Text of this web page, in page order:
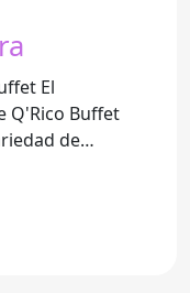
El
Q'Rico Buffet
de